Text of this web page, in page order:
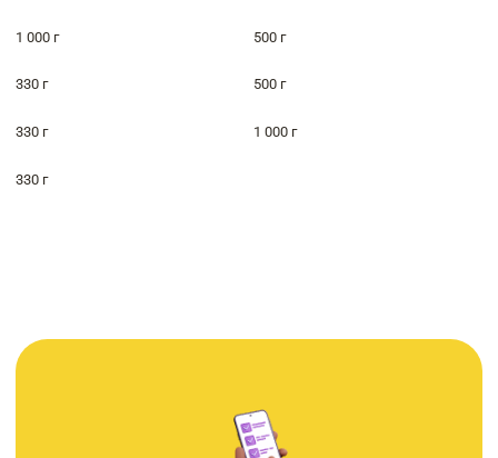
1 000 г 500 г
330 г 500 г
330 г 1 000 г
330 г